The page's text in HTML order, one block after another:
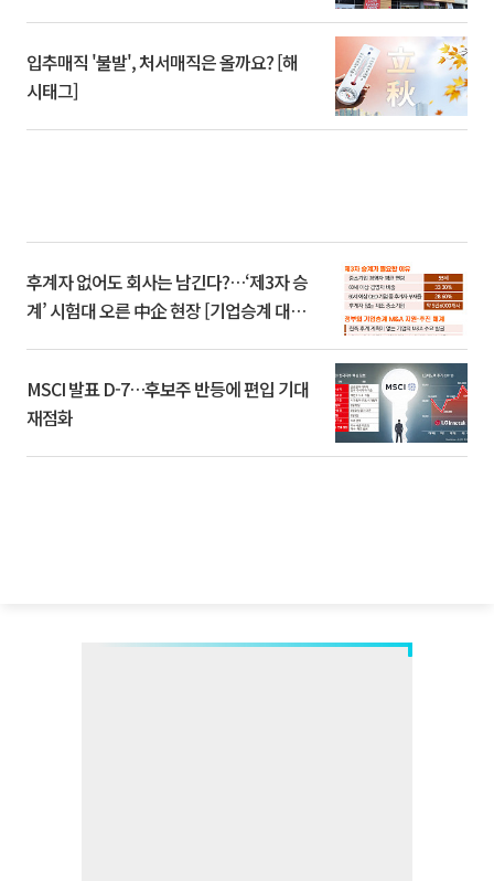
입추매직 '불발', 처서매직은 올까요? [해
시태그]
후계자 없어도 회사는 남긴다?…‘제3자 승
계’ 시험대 오른 中企 현장 [기업승계 대전
MSCI 발표 D-7…후보주 반등에 편입 기대
재점화